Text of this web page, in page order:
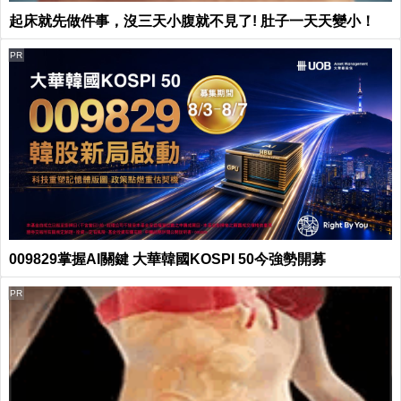
起床就先做件事，沒三天小腹就不見了! 肚子一天天變小！
009829掌握AI關鍵 大華韓國KOSPI 50今強勢開募
PR
PR